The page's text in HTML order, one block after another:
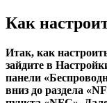
Как
Итак, как
зайдите в
панели
вниз до раздела